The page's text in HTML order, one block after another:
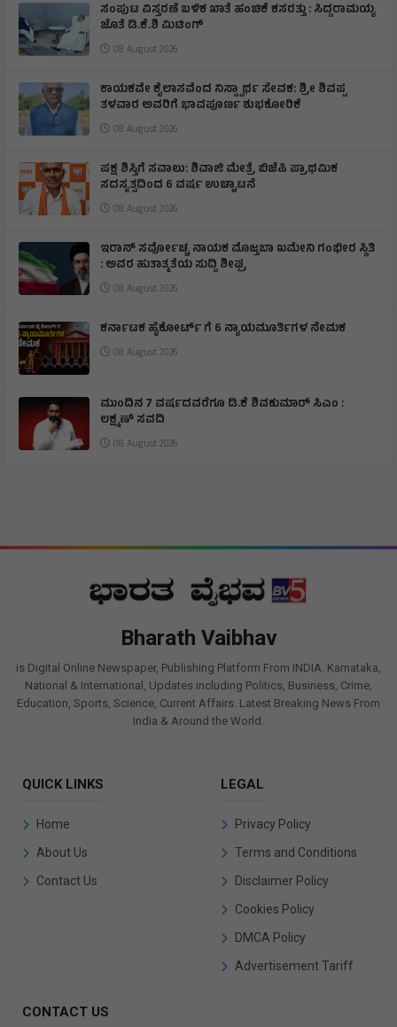
ಸಂಪುಟ ವಿಸ್ತರಣೆ ಬಳಿಕ ಖಾತೆ ಹಂಚಿಕೆ ಕಸರತ್ತು : ಸಿದ್ದರಾಮಯ್ಯ
ಜೊತೆ ಡಿ.ಕೆ.ಶಿ ಮಿಟಿಂಗ್
08 August 2026
​ಕಾಯಕವೇ ಕೈಲಾಸವೆಂದ ನಿಸ್ಸ್ವಾರ್ಥ ಸೇವಕ: ಶ್ರೀ ಶಿವಪ್ಪ
ತಳವಾರ ಅವರಿಗೆ ಭಾವಪೂರ್ಣ ಶುಭಕೋರಿಕೆ
08 August 2026
ಪಕ್ಷ ಶಿಸ್ತಿಗೆ ಸವಾಲು: ಶಿವಾಜಿ ಮೇತ್ರೆ ಬಿಜೆಪಿ ಪ್ರಾಥಮಿಕ
ಸದಸ್ಯತ್ವದಿಂದ 6 ವರ್ಷ ಉಚ್ಚಾಟನೆ
08 August 2026
ಇರಾನ್‌ ಸರ್ವೋಚ್ಚ ನಾಯಕ ಮೊಜ್ತಬಾ ಖಮೇನಿ ಗಂಭೀರ ಸ್ಥಿತಿ
: ಅವರ ಹುತಾತ್ಮತೆಯ ಸುದ್ದಿ ಶೀಘ್ರ
08 August 2026
ಕರ್ನಾಟಕ ಹೈಕೋರ್ಟ್ ಗೆ 6 ನ್ಯಾಯಮೂರ್ತಿಗಳ ನೇಮಕ
08 August 2026
ಮುಂದಿನ 7 ವರ್ಷದವರೆಗೂ ಡಿ.ಕೆ ಶಿವಕುಮಾರ್ ಸಿಎಂ :
ಲಕ್ಷ್ಮಣ್ ಸವದಿ
08 August 2026
Bharath Vaibhav
is Digital Online Newspaper, Publishing Platform From INDIA. Karnataka,
National & International, Updates including Politics, Business, Crime,
Education, Sports, Science, Current Affairs. Latest Breaking News From
India & Around the World.
QUICK LINKS
Home
About Us
Contact Us
LEGAL
Privacy Policy
Terms and Conditions
Disclaimer Policy
Cookies Policy
DMCA Policy
Advertisement Tariff
CONTACT US